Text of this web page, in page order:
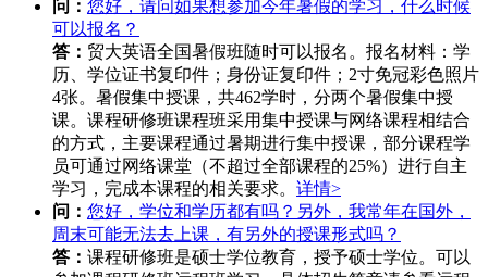
问： 您好，请问如果想参加今年暑假的学习，什么时候
可以报名？
答： 贸大英语全国暑假班随时可以报名。报名材料：学
历、学位证书复印件；身份证复印件；2寸免冠彩色照片
4张。暑假集中授课，共462学时，分两个暑假集中授
课。课程研修班课程班采用集中授课与网络课程相结合
的方式，主要课程通过暑期进行集中授课，部分课程学
员可通过网络课堂（不超过全部课程的25%）进行自主
学习，完成本课程的相关要求。 详情>
问： 您好，学位和学历都有吗？另外，我常年在国外，
周末可能无法去上课，有另外的授课形式吗？
答： 课程研修班是硕士学位教育，授予硕士学位。可以